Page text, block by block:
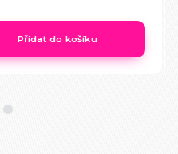
Přidat do košíku